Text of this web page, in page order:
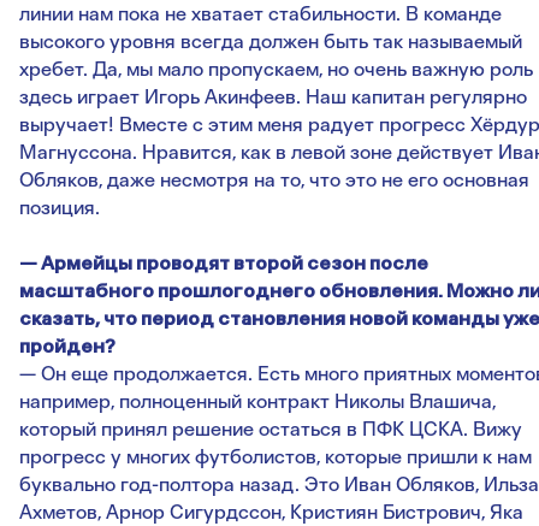
линии нам пока не хватает стабильности. В команде
высокого уровня всегда должен быть так называемый
хребет. Да, мы мало пропускаем, но очень важную роль
здесь играет Игорь Акинфеев. Наш капитан регулярно
выручает! Вместе с этим меня радует прогресс
Магнуссона. Нравится, как в левой зоне действует
Обляков, даже несмотря на то, что это не его основная
позиция.
— Армейцы проводят второй сезон после
масштабного прошлогоднего обновления. Можно
сказать, что период становления новой команды уже
пройден?
— Он еще продолжается. Есть много приятных
например, полноценный контракт Николы Влашича,
который принял решение остаться в ПФК ЦСКА. Вижу
прогресс у многих футболистов, которые пришли к нам
буквально год-полтора назад. Это Иван Обляков,
Ахметов, Арнор Сигурдссон, Кристиян Бистрович, Яка